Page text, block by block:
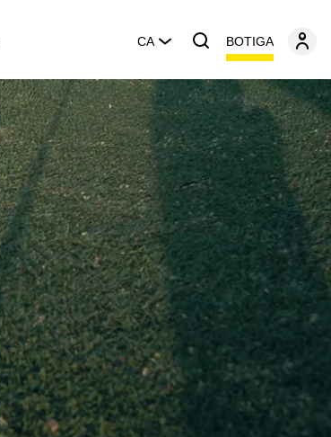
CA BOTIGA